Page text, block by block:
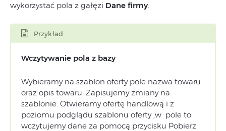
wykorzystać pola z gałęzi Dane firmy.
Przykład
Wczytywanie pola z bazy
Wybieramy na szablon oferty pole nazwa towaru
oraz opis towaru. Zapisujemy zmiany na
szablonie. Otwieramy ofertę handlową i z
poziomu podglądu szablonu oferty ,w pole to
wczytujemy dane za pomocą przycisku Pobierz